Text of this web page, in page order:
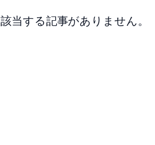
該当する記事がありません。